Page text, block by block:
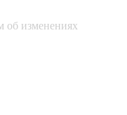
изменениях